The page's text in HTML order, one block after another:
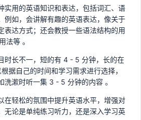
实用的英语知识和表达，包括词汇、语
例如，会讲解有趣的英语表达，像关于
表达方式；还会教授一些语法结构的用
法等 。
时长不一，短的有 4 - 5 分钟，长的在
据自己的时间和学习需求进行选择，
洗漱时听一集 3 - 5 分钟的内容 。
在轻松的氛围中提升英语水平，增强对
无论是单纯练习听力，还是深入学习英